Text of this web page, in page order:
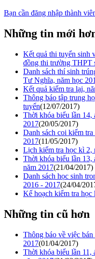
Bạn cần đăng nhập thành
Những tin mới
Kết quả thi tuyển sinh
đồng thi trường THPT
Danh sách thí sinh
Tư Nghĩa, năm học
Kết quả kiểm tra lại,
Thông báo tập trung
tuyển(12/07/2017)
Thời khóa biểu lần 14,
2017(20/05/2017)
Danh sách coi kiểm
2017(11/05/2017)
Lịch kiểm tra học kì 2,
Thời khóa biểu lần 13,
năm 2017(21/04/2017)
Danh sách học sinh
2016 - 2017(24/04/
Kế hoạch kiểm tra
Những tin cũ hơn
Thông báo về việc
2017(01/04/2017)
Thời khóa biểu lần 11,